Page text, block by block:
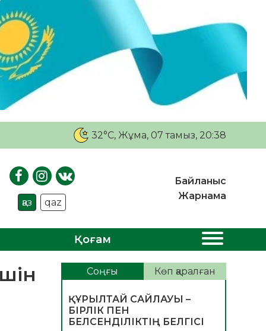
32°C, Жұма, 07 тамыз, 20:38
қаз qaz
Байланыс
Жарнама
Қоғам
Соңғы Көп қаралған
ҚҰРЫЛТАЙ САЙЛАУЫ –
БІРЛІК ПЕН
БЕЛСЕНДІЛІКТІҢ БЕЛГІСІ